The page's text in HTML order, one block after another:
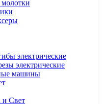
электрические
электрические
машины
и Свет